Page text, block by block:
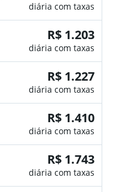
diária com taxas
R$ 1.203
diária com taxas
R$ 1.227
diária com taxas
R$ 1.410
diária com taxas
R$ 1.743
diária com taxas